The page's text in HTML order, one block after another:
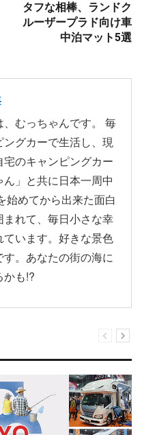
タフな相棒、ランドク
ルーザープラド向け車
中泊マット5選
、むっちゃんです。 毎
ングカーで生活し、現
宅のキャンピングカー
ん」と共に日本一周中
始めてから出来た面白
まれて、毎日小さな幸
ています。好きな景色
す。あなたの街の海に
かも!?